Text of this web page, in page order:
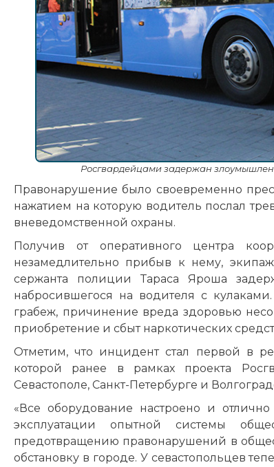
Росгвардейцами задержан
Правонарушение было своевременно
нажатием на которую водитель послал
вневедомственной охраны.
Получив от оперативного центра
незамедлительно прибыв к нему,
сержанта полиции Тараса Яроша
набросившегося на водителя с
грабеж, причинение вреда здоровью
приобретение и сбыт наркотических
Отметим, что инцидент стал первой в
которой ранее в рамках проекта
Севастополе, Санкт-Петербурге и
«Все оборудование настроено и
эксплуатации опытной системы
предотвращению правонарушений в
обстановку в городе. У севастопольцев